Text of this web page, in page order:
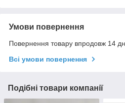
Умови повернення
Повернення товару впродовж 14
Всі умови повернення
Подібні товари компанії